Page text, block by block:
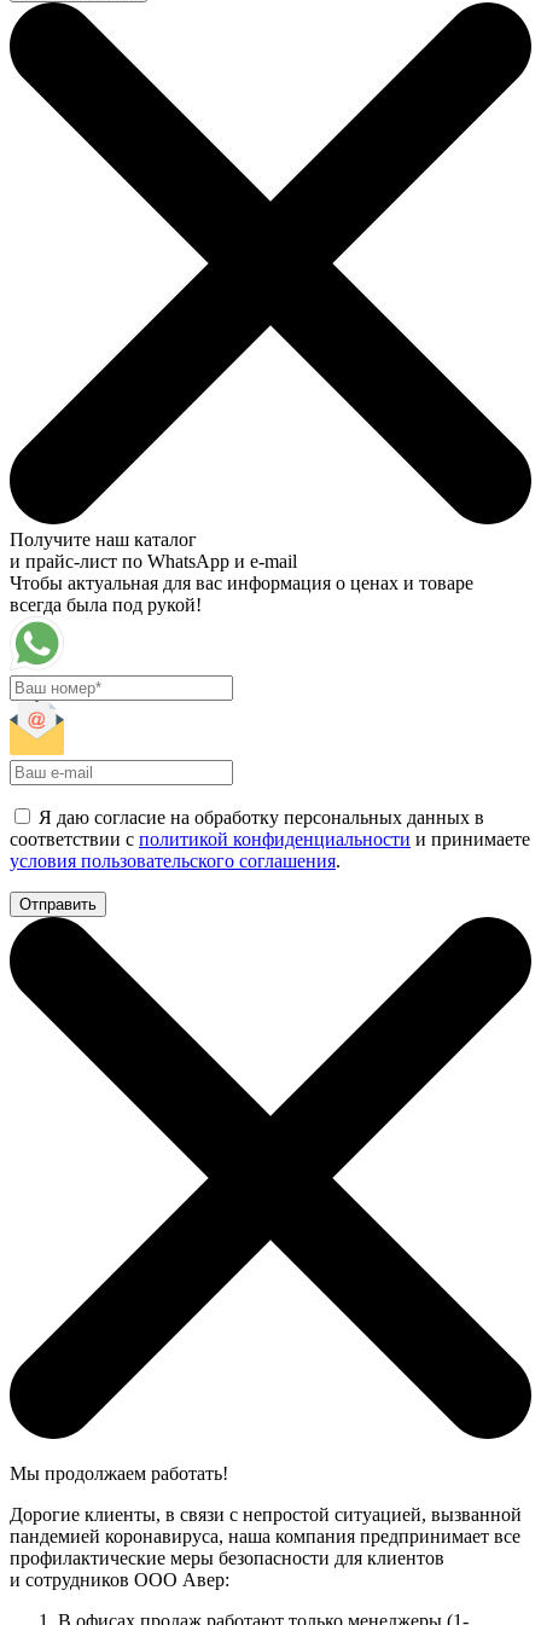
Получите наш каталог
и прайс-лист по WhatsApp и e-mail
Чтобы актуальная для вас информация о ценах и товаре
всегда была под рукой!
Я даю согласие на обработку персональных данных в
соответствии с политикой конфиденциальности и принимаете
условия пользовательского соглашения.
Мы продолжаем работать!
Дорогие клиенты, в связи с непростой ситуацией, вызванной
пандемией коронавируса, наша компания предпринимает все
профилактические меры безопасности для клиентов
и сотрудников ООО Авер:
В офисах продаж работают только менеджеры (1-